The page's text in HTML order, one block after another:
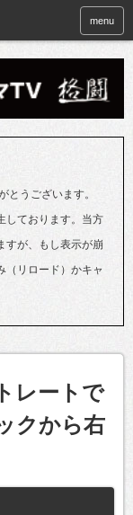
menu
とうございます。
しております。当方
すが、もし表示が崩
（リロード）かキャ
レートで
クから右